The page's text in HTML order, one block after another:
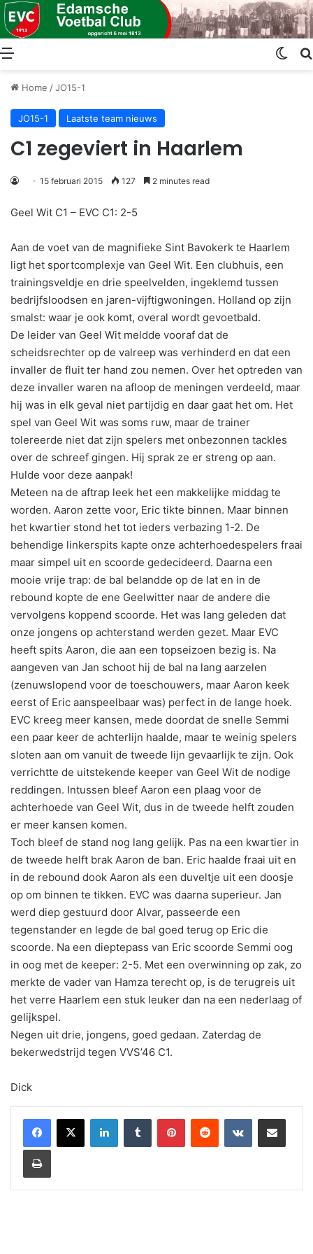
Menu
Home /JO15-1
JO15-1 Laatste team nieuws
C1 zegeviert in Haarlem
15 februari 2015 127 2 minutes read
Geel Wit C1 – EVC C1: 2-5
Aan de voet van de magnifieke Sint Bavokerk te Haarlem
ligt het sportcomplexje van Geel Wit. Een clubhuis, een
trainingsveldje en drie speelvelden, ingeklemd tussen
bedrijfsloodsen en jaren-vijftigwoningen. Holland op zijn
smalst: waar je ook komt, overal wordt gevoetbald.
De leider van Geel Wit meldde vooraf dat de
scheidsrechter op de valreep was verhinderd en dat een
invaller de fluit ter hand zou nemen. Over het optreden van
deze invaller waren na afloop de meningen verdeeld, maar
hij was in elk geval niet partijdig en daar gaat het om. Het
spel van Geel Wit was soms ruw, maar de trainer
tolereerde niet dat zijn spelers met onbezonnen tackles
over de schreef gingen. Hij sprak ze er streng op aan.
Hulde voor deze aanpak!
Meteen na de aftrap leek het een makkelijke middag te
worden. Aaron zette voor, Eric tikte binnen. Maar binnen
het kwartier stond het tot ieders verbazing 1-2. De
behendige linkerspits kapte onze achterhoedespelers fraai
maar simpel uit en scoorde gedecideerd. Daarna een
mooie vrije trap: de bal belandde op de lat en in de
rebound kopte de ene Geelwitter naar de andere die
vervolgens koppend scoorde. Het was lang geleden dat
onze jongens op achterstand werden gezet. Maar EVC
heeft spits Aaron, die aan een topseizoen bezig is. Na
aangeven van Jan schoot hij de bal na lang aarzelen
(zenuwslopend voor de toeschouwers, maar Aaron keek
eerst of Eric aanspeelbaar was) perfect in de lange hoek.
EVC kreeg meer kansen, mede doordat de snelle Semmi
een paar keer de achterlijn haalde, maar te weinig spelers
sloten aan om vanuit de tweede lijn gevaarlijk te zijn. Ook
verrichtte de uitstekende keeper van Geel Wit de nodige
reddingen. Intussen bleef Aaron een plaag voor de
achterhoede van Geel Wit, dus in de tweede helft zouden
er meer kansen komen.
Toch bleef de stand nog lang gelijk. Pas na een kwartier in
de tweede helft brak Aaron de ban. Eric haalde fraai uit en
in de rebound dook Aaron als een duveltje uit een doosje
op om binnen te tikken. EVC was daarna superieur. Jan
werd diep gestuurd door Alvar, passeerde een
tegenstander en legde de bal goed terug op Eric die
scoorde. Na een dieptepass van Eric scoorde Semmi oog
in oog met de keeper: 2-5. Met een overwinning op zak, zo
merkte de vader van Hamza terecht op, is de terugreis uit
het verre Haarlem een stuk leuker dan na een nederlaag of
gelijkspel.
Negen uit drie, jongens, goed gedaan. Zaterdag de
bekerwedstrijd tegen VVS’46 C1.
Dick
LinkedInTumblr PinterestReddit VKontakteShare via Email
Print